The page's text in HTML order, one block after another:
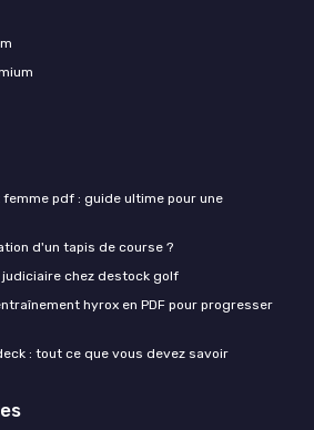
pdf : guide ultime pour une
d'un tapis de course ?
chez destock golf
hyrox en PDF pour progresser
: tout ce que vous devez savoir